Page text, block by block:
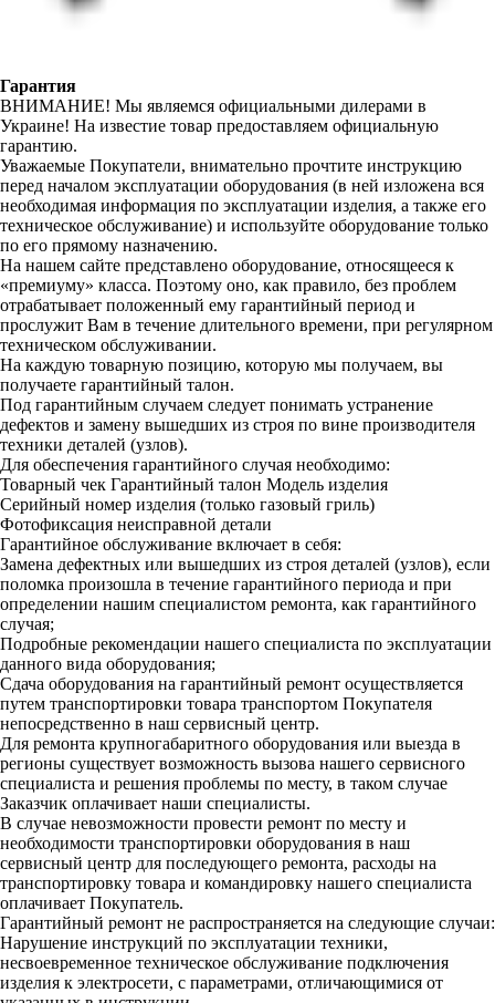
Гарантия
ВНИМАНИЕ! Мы являемся официальными дилерами в
Украине! На известие товар предоставляем официальную
гарантию.
Уважаемые Покупатели, внимательно прочтите инструкцию
перед началом эксплуатации оборудования (в ней изложена вся
необходимая информация по эксплуатации изделия, а также его
техническое обслуживание) и используйте оборудование только
по его прямому назначению.
На нашем сайте представлено оборудование, относящееся к
«премиуму» класса. Поэтому оно, как правило, без проблем
отрабатывает положенный ему гарантийный период и
прослужит Вам в течение длительного времени, при регулярном
техническом обслуживании.
На каждую товарную позицию, которую мы получаем, вы
получаете гарантийный талон.
Под гарантийным случаем следует понимать устранение
дефектов и замену вышедших из строя по вине производителя
техники деталей (узлов).
Для обеспечения гарантийного случая необходимо:
Товарный чек Гарантийный талон Модель изделия
Серийный номер изделия (только газовый гриль)
Фотофиксация неисправной детали
Гарантийное обслуживание включает в себя:
Замена дефектных или вышедших из строя деталей (узлов), если
поломка произошла в течение гарантийного периода и при
определении нашим специалистом ремонта, как гарантийного
случая;
Подробные рекомендации нашего специалиста по эксплуатации
данного вида оборудования;
Сдача оборудования на гарантийный ремонт осуществляется
путем транспортировки товара транспортом Покупателя
непосредственно в наш сервисный центр.
Для ремонта крупногабаритного оборудования или выезда в
регионы существует возможность вызова нашего сервисного
специалиста и решения проблемы по месту, в таком случае
Заказчик оплачивает наши специалисты.
В случае невозможности провести ремонт по месту и
необходимости транспортировки оборудования в наш
сервисный центр для последующего ремонта, расходы на
транспортировку товара и командировку нашего специалиста
оплачивает Покупатель.
Гарантийный ремонт не распространяется на следующие случаи:
Нарушение инструкций по эксплуатации техники,
несвоевременное техническое обслуживание подключения
изделия к электросети, с параметрами, отличающимися от